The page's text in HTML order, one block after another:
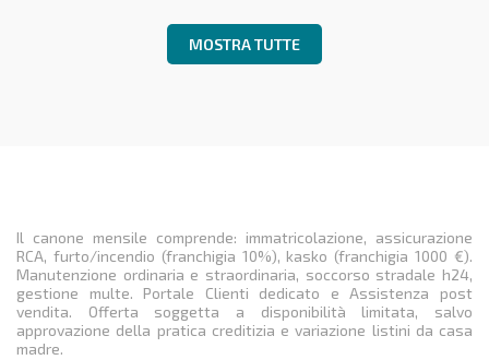
MOSTRA TUTTE
Il canone mensile comprende: immatricolazione, assicurazione
RCA, furto/incendio (franchigia 10%), kasko (franchigia 1000 €).
Manutenzione ordinaria e straordinaria, soccorso stradale h24,
gestione multe. Portale Clienti dedicato e Assistenza post
vendita. Offerta soggetta a disponibilità limitata, salvo
approvazione della pratica creditizia e variazione listini da casa
madre.